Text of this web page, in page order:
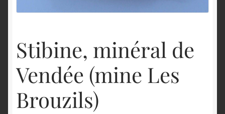
Stibine, minéral de
Vendée (mine Les
Brouzils)